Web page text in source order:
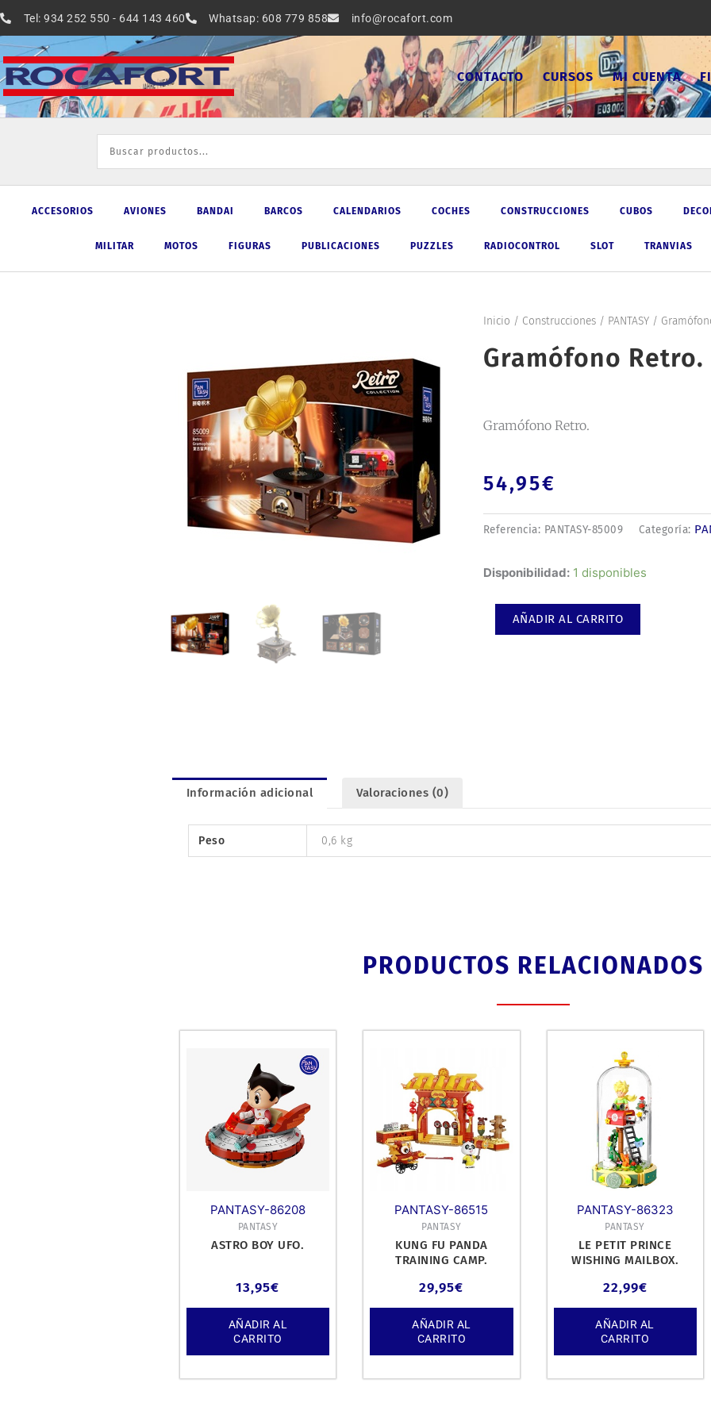
al
contenido
Tel: 934 252 550 - 644 143 460 Whatsap: 608 779 858 info@rocafort.com
CONTACTO CURSOS MI CUENTA
ACCESORIOS AVIONES BANDAI BARCOS CALENDARIOS COCHES CONSTRUCCIONES CUBOS
MILITAR MOTOS FIGURAS PUBLICACIONES PUZZLES RADIOCONTROL SLOT TRANVIAS
Inicio / Construcciones/ PANTASY/
Gramófono Retro.
Gramófono Retro.
54,95€
Referencia: PANTASY-85009 Categoría:
Disponibilidad: 1 disponibles
Gramófono
cantidad
AÑADIR AL CARRITO
Información adicional Valoraciones (0)
Peso 0,6 kg
PRODUCTOS RELACIONADOS
PANTASY-86208
PANTASY
ASTRO BOY UFO.
13,95€
AÑADIR AL
CARRITO
PANTASY-86515
PANTASY
KUNG FU PANDA
TRAINING CAMP.
29,95€
AÑADIR AL
CARRITO
PANTASY-86323
PANTASY
LE PETIT PRINCE
WISHING MAILBOX.
22,99€
AÑADIR AL
CARRITO